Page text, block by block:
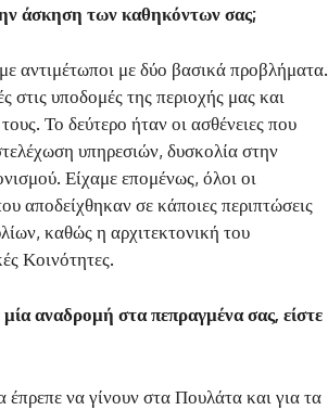
άσκηση των καθηκόντων σας;
αντιμέτωποι με δύο βασικά προβλήματα.
υποδομές της περιοχής μας και
Το δεύτερο ήταν οι ασθένειες που
υπηρεσιών, δυσκολία στην
Είχαμε επομένως, όλοι οι
αποδείχθηκαν σε κάποιες περιπτώσεις
καθώς η αρχιτεκτονική του
Κοινότητες.
αναδρομή στα πεπραγμένα σας, είστε
να γίνουν στα Πουλάτα και για τα